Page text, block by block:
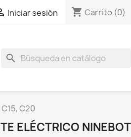
Iniciar sesión shopping_cart Carrito (0)
search
C20
ELÉCTRICO NINEBOT